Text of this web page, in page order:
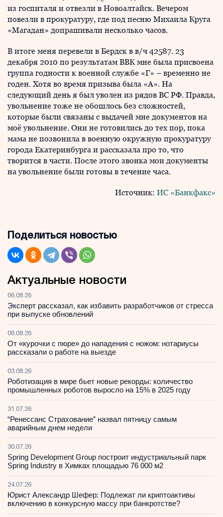
из госпиталя и отвезли в Новоалтайск. Вечером
повезли в прокуратуру, где под песню Михаила Круга
«Магадан» допрашивали несколько часов.
В итоге меня перевели в Бердск в в/ч 42587. 23
декабря 2010 по результатам ВВК мне была присвоена
группа годности к военной службе «Г» – временно не
годен. Хотя во время призыва была «А». На
следующий день я был уволен из рядов ВС РФ. Правда,
увольнение тоже не обошлось без сложностей,
которые были связаны с выдачей мне документов на
моё увольнение. Они не готовились до тех пор, пока
мама не позвонила в военную окружную прокуратуру
города Екатеринбурга и рассказала про то, что
творится в части. После этого звонка мои документы
на увольнение были готовы в течение часа.
Источник: ИС «Банкфакс»
Поделиться новостью
Актуальные новости
06.08.26
Эксперт рассказал, как избавить разработчиков от стресса
при выпуске обновлений
06.08.26
От «курочки с пюре» до нападения с ножом: нотариусы
рассказали о работе на выезде
03.08.26
Роботизация в мире бьет новые рекорды: количество
промышленных роботов выросло на 15% в 2025 году
31.07.26
“Ренессанс Страхование” назвал пятницу самым
аварийным днем недели
30.07.26
Spring Development Group построит индустриальный парк
Spring Industry в Химках площадью 76 000 м2
24.07.26
Юрист Александр Шефер: Подлежат ли криптоактивы
включению в конкурсную массу при банкротстве?